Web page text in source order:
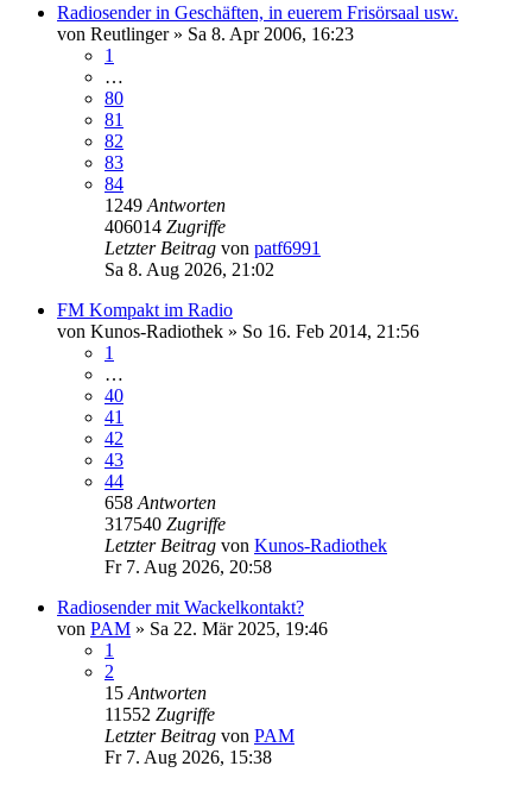
Radiosender in Geschäften, in euerem Frisörsaal usw.
von Reutlinger» Sa 8. Apr 2006, 16:23
1
…
80
81
82
83
84
1249 Antworten
406014 Zugriffe
Letzter Beitrag von patf6991
Sa 8. Aug 2026, 21:02
FM Kompakt im Radio
von Kunos-Radiothek » So 16. Feb 2014, 21:56
1
…
40
41
42
43
44
658 Antworten
317540 Zugriffe
Letzter Beitrag von Kunos-Radiothek
Fr 7. Aug 2026, 20:58
Radiosender mit Wackelkontakt?
von PAM » Sa 22. Mär 2025, 19:46
1
2
15 Antworten
11552 Zugriffe
Letzter Beitrag von PAM
Fr 7. Aug 2026, 15:38